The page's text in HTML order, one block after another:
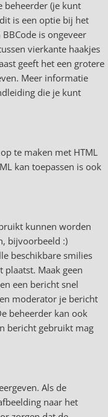
beheerder (je kunt
is een optie bij het
is ongeveer
vierkante haakjes
geeft het een grotere
Meer informatie
die je kunt
te maken met HTML
kan toepassen is ook
kunnen worden
bijvoorbeeld :)
beschikbare smilies
plaatst. Maak geen
een bericht snel
moderator je bericht
beheerder kan ook
bericht gebruikt mag
Als de
naar het